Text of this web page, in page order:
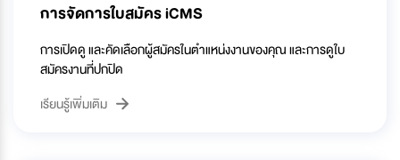
การจัดการใบสมัคร iCMS
การเปิดดู และคัดเลือกผู้สมัครในตำแหน่งงานของคุณ และการดูใบ
สมัครงานที่ปกปิด
เรียนรู้เพิ่มเติม